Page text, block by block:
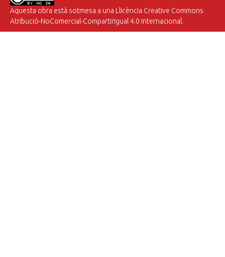
Aquesta obra està sotmesa a una Llicència Creative Commons
Atribució-NoComercial-CompartirIgual 4.0 Internacional.